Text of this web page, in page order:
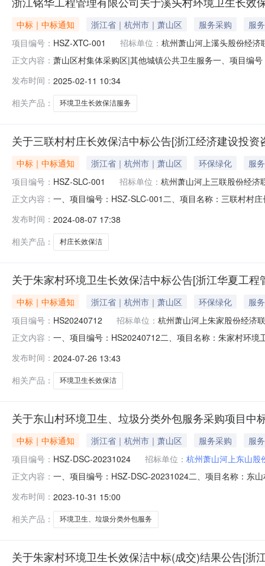
中标｜中标通知 浙江省｜杭州市｜萧山区 服务采购
服务
项目编号： HSZ-XTC-001 招标单位： 杭州萧山河上溪头股份经济
正文内容： 萧山区村集体采购区|其他城镇公共卫生服务一、项目编
四、主要标的信息服务类主要标的信息：序号标项名称
文件详见交易文件详
发布时间： 2025-02-11 10:34
相关产品：
环境卫生长效保洁服务
关于三联村村庄长效保洁中标公告[浙江经济建设投资
中标｜中标通知 浙江省｜杭州市｜萧山区 环保绿化
服务
项目编号： HSZ-SLC-001 招标单位： 杭州萧山河上三联股份经济
正文内容： 一、项目编号：HSZ-SLC-001二、项目名称：三联村村
名称标的名称服务范围服务要求服务时间服务标准1三联
源采购人员）名单：洪海斌，
发布时间： 2024-08-07 17:38
相关产品：
村庄长效保洁
关于朱家村环境卫生长效保洁中标公告[浙江华夏工程
中标｜中标通知 浙江省｜杭州市｜萧山区 环保绿化
服务
项目编号： HS20240712 招标单位： 杭州萧山河上朱家股份经济
正文内容： 一、项目编号：HS20240712二、项目名称：朱家村环
名称标的名称服务范围服务要求服务时间服务标准1朱家
源采购人员）名单：孔锦良
发布时间： 2024-07-26 13:43
相关产品：
环境卫生长效保洁
关于东山村环境卫生、垃圾分类外包服务采购项目
中标｜中标通知 浙江省｜杭州市｜萧山区 服务采购
服务
项目编号： HSZ-DSC-20231024 招标单位： 杭州萧山河上东山股
正文内容： 一、项目编号：HSZ-DSC-20231024二、项目名称：东
标的信息：序号标项名称标的名称服务范围服务要求服
按交易文件要
发布时间： 2023-10-31 15:00
相关产品：
环境卫生、垃圾分类外包服务
关于朱家村环境卫生长效保洁中标(成交)结果公告[浙